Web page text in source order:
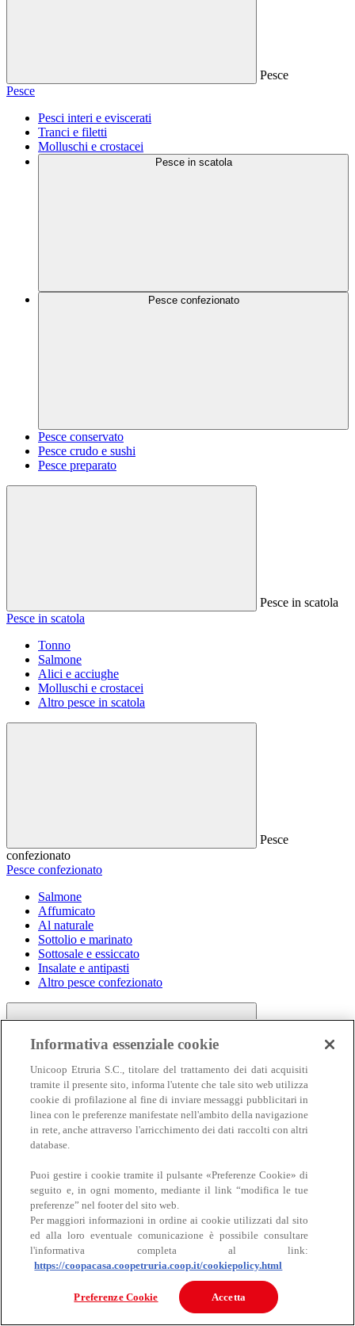
Pesce
Pesce
Pesci interi e eviscerati
Tranci e filetti
Molluschi e crostacei
Pesce in scatola
Pesce confezionato
Pesce conservato
Pesce crudo e sushi
Pesce preparato
Pesce in scatola
Pesce in scatola
Tonno
Salmone
Alici e acciughe
Molluschi e crostacei
Altro pesce in scatola
Pesce
confezionato
Pesce confezionato
Salmone
Affumicato
Al naturale
Sottolio e marinato
Sottosale e essiccato
Insalate e antipasti
Altro pesce confezionato
Carne
Carne
Bovino
Informativa essenziale cookie
Unicoop Etruria S.C., titolare del trattamento dei dati acquisiti
tramite il presente sito, informa l'utente che tale sito web utilizza
cookie di profilazione al fine di inviare messaggi pubblicitari in
linea con le preferenze manifestate nell'ambito della navigazione
in rete, anche attraverso l'arricchimento dei dati raccolti con altri
database.
Puoi gestire i cookie tramite il pulsante «Preferenze Cookie» di
seguito e, in ogni momento, mediante il link “modifica le tue
preferenze” nel footer del sito web.
Per maggiori informazioni in ordine ai cookie utilizzati dal sito
ed alla loro eventuale comunicazione è possibile consultare
l'informativa completa al link:
https://coopacasa.coopetruria.coop.it/cookiepolicy.html
Preferenze Cookie Accetta